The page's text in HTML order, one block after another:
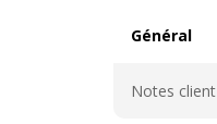
Général
Notes client